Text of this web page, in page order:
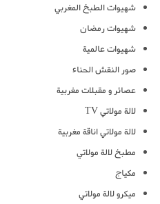
شهيوات الطبخ المغربي
شهيوات رمضان
شهيوات عالمية
صور النقش الحناء
عصائر و مقبلات مغربية
لالة مولاتي TV
لالة مولاتي اناقة مغربية
مطبخ لالة مولاتي
مكياج
ميكرو لالة مولاتي